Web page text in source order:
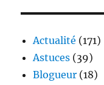
Actualité (171)
Astuces (39)
Blogueur (18)